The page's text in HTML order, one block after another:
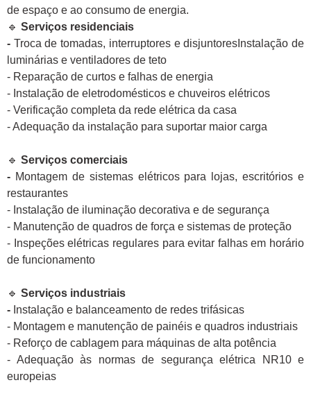
de espaço e ao consumo de energia.
🔹 Serviços residenciais
- Troca de tomadas, interruptores e disjuntoresInstalação de
luminárias e ventiladores de teto
- Reparação de curtos e falhas de energia
- Instalação de eletrodomésticos e chuveiros elétricos
- Verificação completa da rede elétrica da casa
- Adequação da instalação para suportar maior carga
🔹 Serviços comerciais
- Montagem de sistemas elétricos para lojas, escritórios e
restaurantes
- Instalação de iluminação decorativa e de segurança
- Manutenção de quadros de força e sistemas de proteção
- Inspeções elétricas regulares para evitar falhas em horário
de funcionamento
🔹 Serviços industriais
- Instalação e balanceamento de redes trifásicas
- Montagem e manutenção de painéis e quadros industriais
- Reforço de cablagem para máquinas de alta potência
- Adequação às normas de segurança elétrica NR10 e
europeias